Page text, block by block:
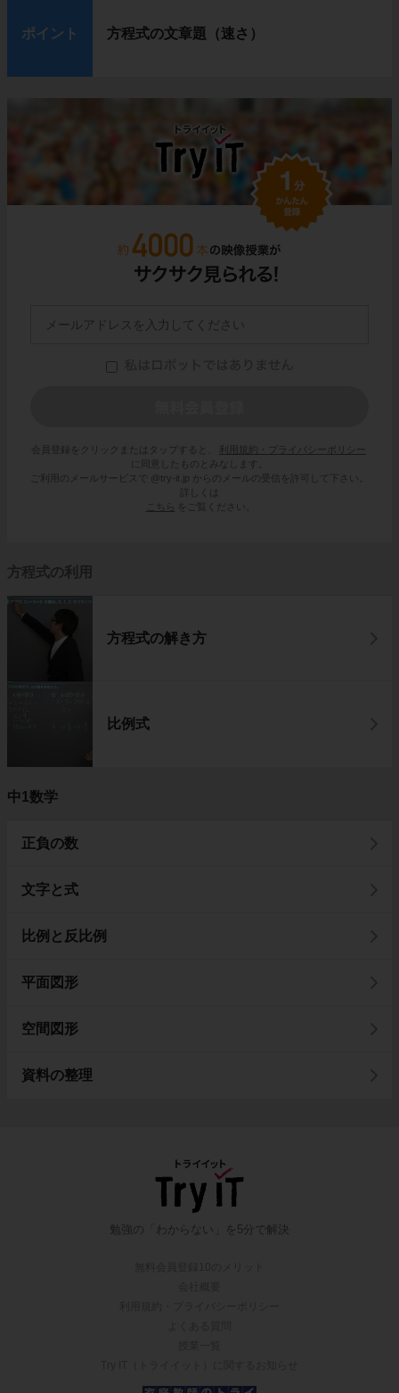
ポイント 方程式の文章題（速さ）
会員登録をクリックまたはタップすると、
利用規約・プライバシーポリシー
に同意したものとみなします。
ご利用のメールサービスで @try-it.jp からのメールの受信を許可して下さい。
詳しくは
こちら
をご覧ください。
方程式の利用
方程式の解き方
比例式
中1数学
正負の数
文字と式
比例と反比例
平面図形
空間図形
資料の整理
勉強の「わからない」を5分で解決